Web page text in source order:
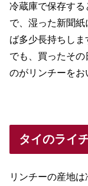
冷蔵庫で保存す
で、湿った新聞
ば多少長持ちしま
でも、買ったそ
のがリンチーをお
タイのライ
リンチーの産地